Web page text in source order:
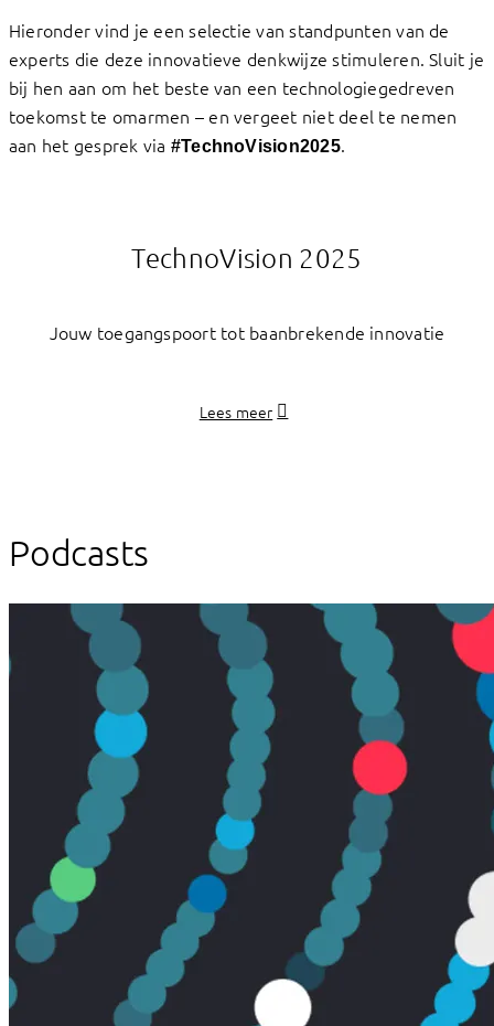
Hieronder vind je een selectie van standpunten van de
experts die deze innovatieve denkwijze stimuleren. Sluit je
bij hen aan om het beste van een technologiegedreven
toekomst te omarmen – en vergeet niet deel te nemen
aan het gesprek via #TechnoVision2025.
TechnoVision 2025
Jouw toegangspoort tot baanbrekende innovatie
Lees meer
Podcasts